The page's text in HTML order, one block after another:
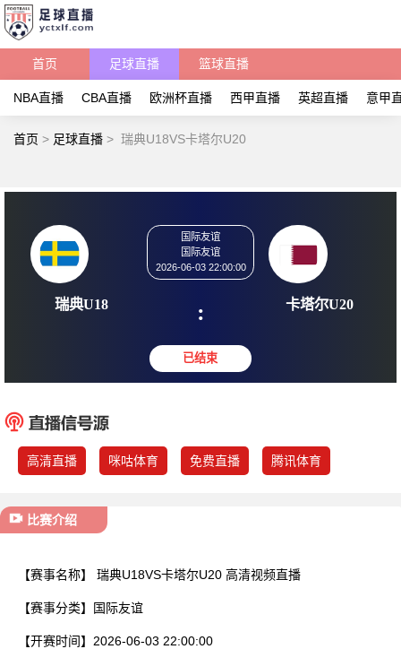
首页 足球直播 篮球直播
NBA直播 CBA直播 欧洲杯直播 西甲直播 英超直播 意甲
首页 > 足球直播 > 瑞典U18VS卡塔尔U20
:
高清直播 咪咕体育 免费直播 腾讯体育
比赛介绍
【赛事名称】 瑞典U18VS卡塔尔U20 高清视频直播
【赛事分类】 国际友谊
【开赛时间】 2026-06-03 22:00:00